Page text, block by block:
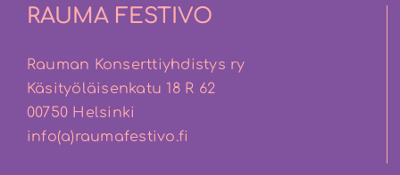
RAUMA FESTIVO
Rauman Konserttiyhdistys ry
Käsityöläisenkatu 18 R 62
00750 Helsinki
info(a)raumafestivo.fi